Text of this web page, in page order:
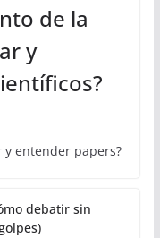
de la
y
y entender papers?
debatir sin